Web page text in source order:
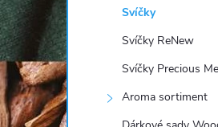
a
n
n
Svíčky
Svíčky ReNew
Svíčky Precious
Aroma sortiment